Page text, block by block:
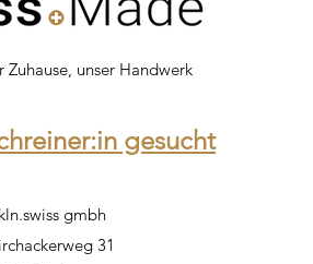
Zuhause, unser Handwerk
gesucht
kln.swiss gmbh
31